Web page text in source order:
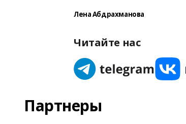
Лена Абдрахманова
Читайте нас
Партнеры